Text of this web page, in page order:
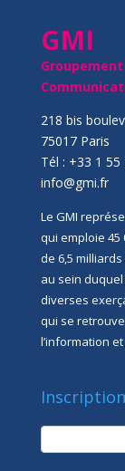
GMI
218 bis
75017 Paris
Tél : +33 1 55
info@gmi.fr
Le GMI
qui emploie 45
de 6,5
au sein
diverses
qui se
l’information
newsletter